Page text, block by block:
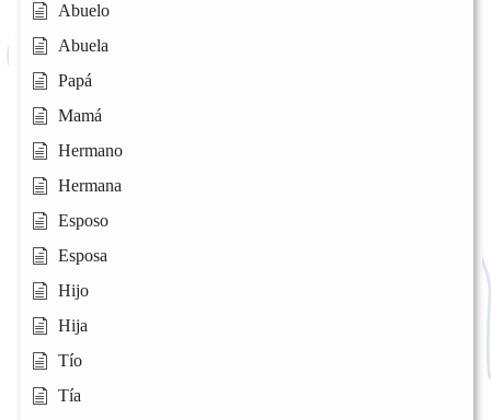
Abuelo
Abuela
Papá
Mamá
Hermano
Hermana
Esposo
Esposa
Hijo
Hija
Tío
Tía